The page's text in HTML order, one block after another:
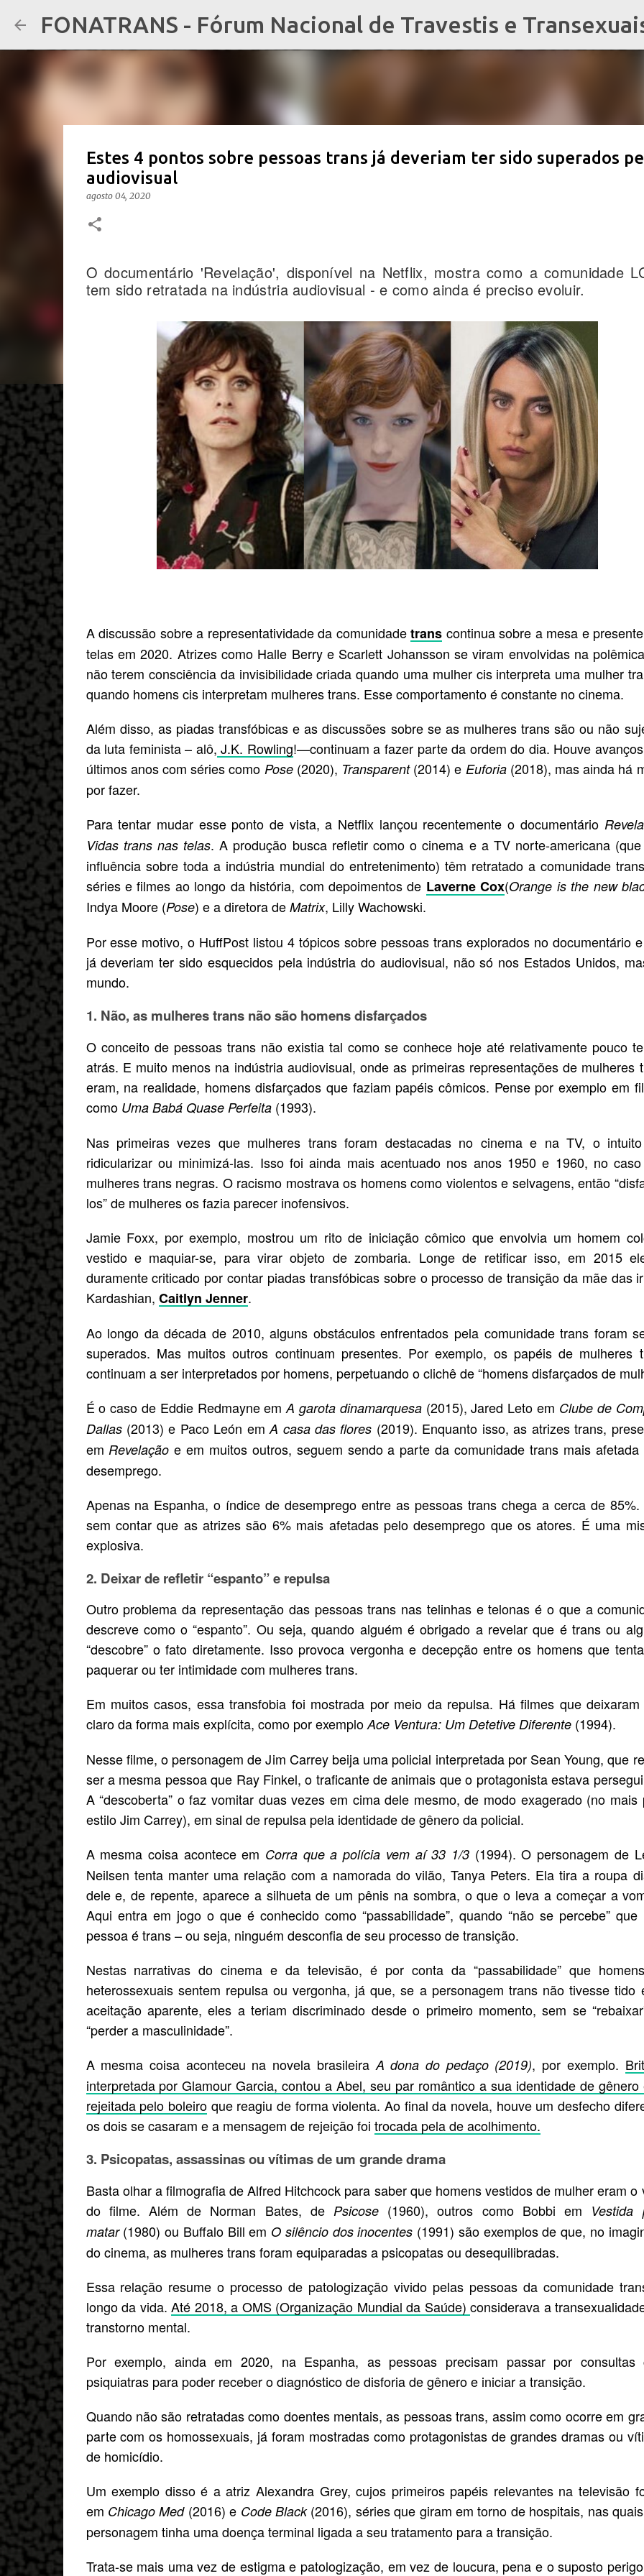
Pular para o conteúdo principal
FONATRANS - Fórum Nacional de Travestis e
Estes 4 pontos sobre pessoas trans já deveriam ter sido superados
audiovisual
agosto 04, 2020
O documentário 'Revelação', disponível na Netflix, mostra como a comunidade
tem sido retratada na indústria audiovisual - e como ainda é preciso evoluir.
A discussão sobre a representatividade da comunidadetrans continua sobre a mesa e
telas em 2020. Atrizes como Halle Berry e Scarlett Johansson se viram envolvidas na
não terem consciência da invisibilidade criada quando uma mulher cis interpreta uma mulher
quando homens cis interpretam mulheres trans. Esse comportamento é constante no cinema.
Além disso, as piadas transfóbicas e as discussões sobre se as mulheres trans são ou não
da luta feminista – alô, J.K. Rowling!—continuam a fazer parte da ordem do dia. Houve
últimos anos com séries como Pose (2020), Transparent(2014) e Euforia(2018), mas ainda há
por fazer.
Para tentar mudar esse ponto de vista, a Netflix lançou recentemente o documentário
Vidas trans nas telas. A produção busca refletir como o cinema e a TV norte-americana
influência sobre toda a indústria mundial do entretenimento) têm retratado a comunidade
séries e filmes ao longo da história, com depoimentos de Laverne Cox(Orange is the new
Indya Moore (Pose) e a diretora de Matrix, Lilly Wachowski.
Por esse motivo, o HuffPost listou 4 tópicos sobre pessoas trans explorados no documentário
já deveriam ter sido esquecidos pela indústria do audiovisual, não só nos Estados Unidos,
mundo.
1. Não, as mulheres trans não são homens disfarçados
O conceito de pessoas trans não existia tal como se conhece hoje até relativamente pouco
atrás. E muito menos na indústria audiovisual, onde as primeiras representações de mulheres
eram, na realidade, homens disfarçados que faziam papéis cômicos. Pense por exemplo em
como Uma Babá Quase Perfeita(1993).
Nas primeiras vezes que mulheres trans foram destacadas no cinema e na TV, o
ridicularizar ou minimizá-las. Isso foi ainda mais acentuado nos anos 1950 e 1960, no
mulheres trans negras. O racismo mostrava os homens como violentos e selvagens, então
los” de mulheres os fazia parecer inofensivos.
Jamie Foxx, por exemplo, mostrou um rito de iniciação cômico que envolvia um homem
vestido e maquiar-se, para virar objeto de zombaria. Longe de retificar isso, em 2015
duramente criticado por contar piadas transfóbicas sobre o processo de transição da mãe das
Kardashian, Caitlyn Jenner.
Ao longo da década de 2010, alguns obstáculos enfrentados pela comunidade trans foram
superados. Mas muitos outros continuam presentes. Por exemplo, os papéis de mulheres
continuam a ser interpretados por homens, perpetuando o clichê de “homens disfarçados de
É o caso de Eddie Redmayne emA garota dinamarquesa(2015), Jared Leto em Clube de
Dallas(2013) e Paco León emA casa das flores (2019). Enquanto isso, as atrizes trans,
em Revelação e em muitos outros, seguem sendo a parte da comunidade trans mais afetada
desemprego.
Apenas na Espanha, o índice de desemprego entre as pessoas trans chega a cerca de 85%.
sem contar que as atrizes são 6% mais afetadas pelo desemprego que os atores. É uma
explosiva.
2. Deixar de refletir “espanto” e repulsa
Outro problema da representação das pessoas trans nas telinhas e telonas é o que a
descreve como o “espanto”. Ou seja, quando alguém é obrigado a revelar que é trans ou
“descobre” o fato diretamente. Isso provoca vergonha e decepção entre os homens que
paquerar ou ter intimidade com mulheres trans.
Em muitos casos, essa transfobia foi mostrada por meio da repulsa. Há filmes que deixaram
claro da forma mais explícita, como por exemploAce Ventura: Um Detetive Diferente(1994).
Nesse filme, o personagem de Jim Carrey beija uma policial interpretada por Sean Young, que
ser a mesma pessoa que Ray Finkel, o traficante de animais que o protagonista estava
A “descoberta” o faz vomitar duas vezes em cima dele mesmo, de modo exagerado (no mais
estilo Jim Carrey), em sinal de repulsa pela identidade de gênero da policial.
A mesma coisa acontece em Corra que a polícia vem aí 33 1/3(1994). O personagem de
Neilsen tenta manter uma relação com a namorada do vilão, Tanya Peters. Ela tira a roupa
dele e, de repente, aparece a silhueta de um pênis na sombra, o que o leva a começar a
Aqui entra em jogo o que é conhecido como “passabilidade”, quando “não se percebe” que
pessoa é trans – ou seja, ninguém desconfia de seu processo de transição.
Nestas narrativas do cinema e da televisão, é por conta da “passabilidade” que
heterossexuais sentem repulsa ou vergonha, já que, se a personagem trans não tivesse tido
aceitação aparente, eles a teriam discriminado desde o primeiro momento, sem se
“perder a masculinidade”.
A mesma coisa aconteceu na novela brasileiraA dona do pedaço (2019), por exemplo.
interpretada por Glamour Garcia, contou a Abel, seu par romântico a sua identidade de gênero
rejeitada pelo boleiroque reagiu de forma violenta. Ao final da novela, houve um desfecho
os dois se casaram e a mensagem de rejeição foi trocada pela de acolhimento.
3. Psicopatas, assassinas ou vítimas de um grande drama
Basta olhar a filmografia de Alfred Hitchcock para saber que homens vestidos de mulher eram o
do filme. Além de Norman Bates, de Psicose (1960), outros como Bobbi em Vestida
matar(1980) ou Buffalo Bill em O silêncio dos inocentes (1991) são exemplos de que, no
do cinema, as mulheres trans foram equiparadas a psicopatas ou desequilibradas.
Essa relação resume o processo de patologização vivido pelas pessoas da comunidade
longo da vida. Até 2018, a OMS (Organização Mundial da Saúde) considerava a
transtorno mental.
Por exemplo, ainda em 2020, na Espanha, as pessoas precisam passar por consultas
psiquiatras para poder receber o diagnóstico de disforia de gênero e iniciar a transição.
Quando não são retratadas como doentes mentais, as pessoas trans, assim como ocorre em
parte com os homossexuais, já foram mostradas como protagonistas de grandes dramas ou
de homicídio.
Um exemplo disso é a atriz Alexandra Grey, cujos primeiros papéis relevantes na televisão
em Chicago Med(2016) e Code Black(2016), séries que giram em torno de hospitais, nas
personagem tinha uma doença terminal ligada a seu tratamento para a transição.
Trata-se mais uma vez de estigma e patologização, em vez de loucura, pena e o suposto